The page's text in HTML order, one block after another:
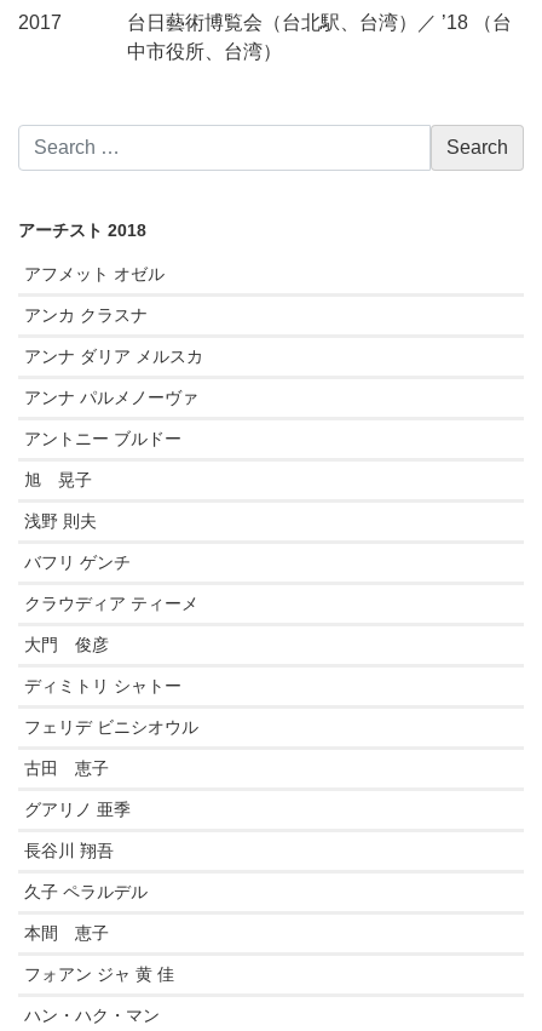
2017
台日藝術博覧会（台北駅、台湾）／ ’18 （台
中市役所、台湾）
アーチスト 2018
アフメット オゼル
アンカ クラスナ
アンナ ダリア メルスカ
アンナ パルメノーヴァ
アントニー ブルドー
旭 晃子
浅野 則夫
バフリ ゲンチ
クラウディア ティーメ
大門 俊彦
ディミトリ シャトー
フェリデ ビニシオウル
古田 恵子
グアリノ 亜季
長谷川 翔吾
久子 ペラルデル
本間 恵子
フォアン ジャ 黄 佳
ハン・ハク・マン